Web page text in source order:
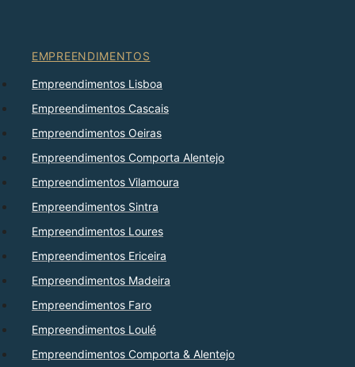
EMPREENDIMENTOS
Empreendimentos Lisboa
Empreendimentos Cascais
Empreendimentos Oeiras
Empreendimentos Comporta Alentejo
Empreendimentos Vilamoura
Empreendimentos Sintra
Empreendimentos Loures
Empreendimentos Ericeira
Empreendimentos Madeira
Empreendimentos Faro
Empreendimentos Loulé
Empreendimentos Comporta & Alentejo